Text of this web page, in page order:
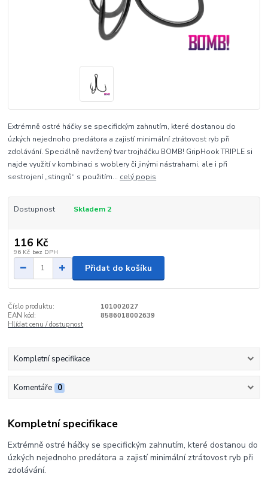
Extrémně ostré háčky se specifickým zahnutím, které dostanou do
úzkých nejednoho predátora a zajistí minimální ztrátovost ryb při
zdolávání. Speciálně navržený tvar trojháčku BOMB! GripHook TRIPLE si
najde využití v kombinaci s woblery či jinými nástrahami, ale i při
sestrojení „stingrů“ s použitím... celý popis
Dostupnost Skladem 2
116 Kč
96 Kč bez DPH
Přidat do košíku
Číslo produktu:
101002027
EAN kód:
8586018002639
Hlídat cenu / dostupnost
Kompletní specifikace
Komentáře 0
Kompletní specifikace
Extrémně ostré háčky se specifickým zahnutím, které dostanou do
úzkých nejednoho predátora a zajistí minimální ztrátovost ryb při
zdolávání.